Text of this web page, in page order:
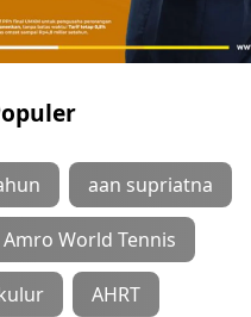
aan supriatna
Amro World Tennis
AHRT